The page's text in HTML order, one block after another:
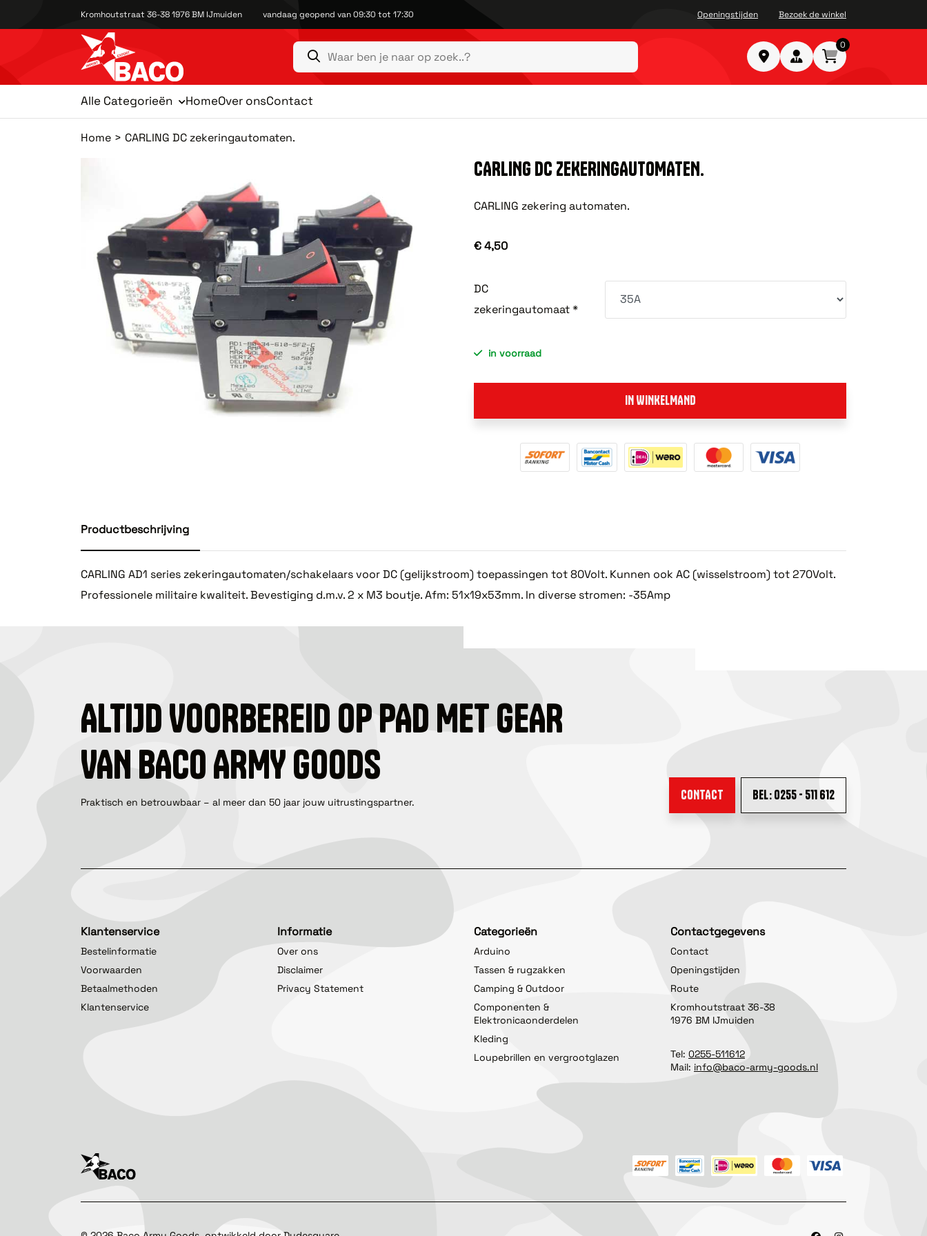
Kromhoutstraat 36-38 1976 BM IJmuiden vandaag geopend van 09:30 tot 17:30 Openingstijden Bezoek de winkel
0
Alle Categorieën HomeOver onsContact
Home CARLING DC zekeringautomaten.
CARLING DC ZEKERINGAUTOMATEN.
CARLING zekering automaten.
€ 4,50
DC
zekeringautomaat *
in voorraad
IN WINKELMAND
Productbeschrijving
CARLING AD1 series zekeringautomaten/schakelaars voor DC (gelijkstroom) toepassingen tot 80Volt. Kunnen ook AC (wisselstroom) tot 270Volt.
Professionele militaire kwaliteit. Bevestiging d.m.v. 2 x M3 boutje. Afm: 51x19x53mm. In diverse stromen: -35Amp
ALTIJD VOORBEREID OP PAD MET GEAR
VAN BACO ARMY GOODS
Praktisch en betrouwbaar – al meer dan 50 jaar jouw uitrustingspartner. CONTACT BEL: 0255 - 511 612
Klantenservice
Bestelinformatie
Voorwaarden
Betaalmethoden
Klantenservice
Informatie
Over ons
Disclaimer
Privacy Statement
Categorieën
Arduino
Tassen & rugzakken
Camping & Outdoor
Componenten &
Elektronicaonderdelen
Kleding
Loupebrillen en vergrootglazen
Contactgegevens
Contact
Openingstijden
Route
Kromhoutstraat 36-38
1976 BM IJmuiden
Tel: 0255-511612
Mail: info@baco-army-goods.nl